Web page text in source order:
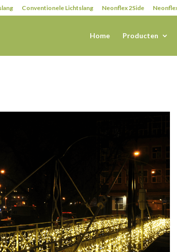
Conventionele Lichtslang Neonflex 2Side
Home Producten